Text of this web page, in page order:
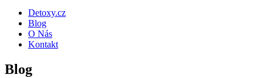
Detoxy.cz
Blog
O Nás
Kontakt
Blog